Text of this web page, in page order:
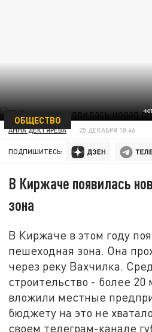
ОБЩЕСТВО
АННА ДЕКТЯРЁВА 25 ДЕКАБРЯ 10:46
ПОДПИШИТЕСЬ:
В Киржаче появилась
зона
В Киржаче в этом году
пешеходная зона. Она
через реку Вахчилка.
строительство - более 20
вложили местные
бюджету на это не
своем телеграм-канале